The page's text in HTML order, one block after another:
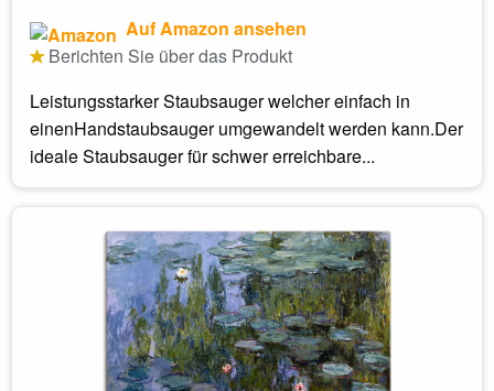
Auf Amazon ansehen
Berichten Sie über das Produkt
Leistungsstarker Staubsauger welcher einfach in
einenHandstaubsauger umgewandelt werden kann.Der
ideale Staubsauger für schwer erreichbare...